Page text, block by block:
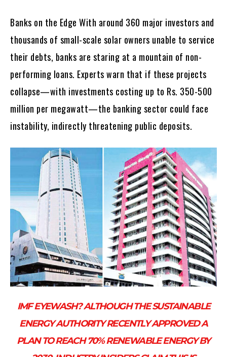
Banks on the Edge With around 360 major investors and
thousands of small-scale solar owners unable to service
their debts, banks are staring at a mountain of non-
performing loans. Experts warn that if these projects
collapse—with investments costing up to Rs. 350-500
million per megawatt—the banking sector could face
instability, indirectly threatening public deposits.
IMF EYEWASH? ALTHOUGH THE SUSTAINABLE
ENERGY AUTHORITY RECENTLY APPROVED A
PLAN TO REACH 70% RENEWABLE ENERGY BY